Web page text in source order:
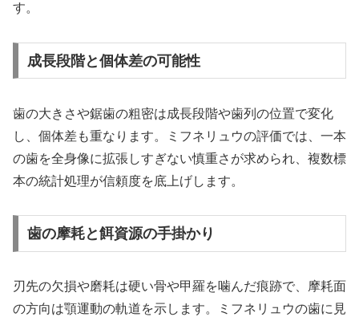
す。
成長段階と個体差の可能性
歯の大きさや鋸歯の粗密は成長段階や歯列の位置で変化
し、個体差も重なります。ミフネリュウの評価では、一本
の歯を全身像に拡張しすぎない慎重さが求められ、複数標
本の統計処理が信頼度を底上げします。
歯の摩耗と餌資源の手掛かり
刃先の欠損や磨耗は硬い骨や甲羅を噛んだ痕跡で、摩耗面
の方向は顎運動の軌道を示します。ミフネリュウの歯に見